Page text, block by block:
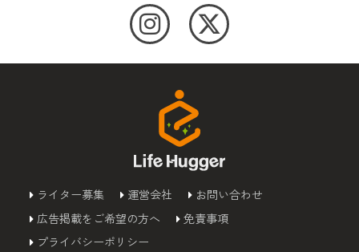
ライター募集 運営会社
お問い合わせ
広告掲載をご希望の方へ
免責事項
プライバシーポリシー